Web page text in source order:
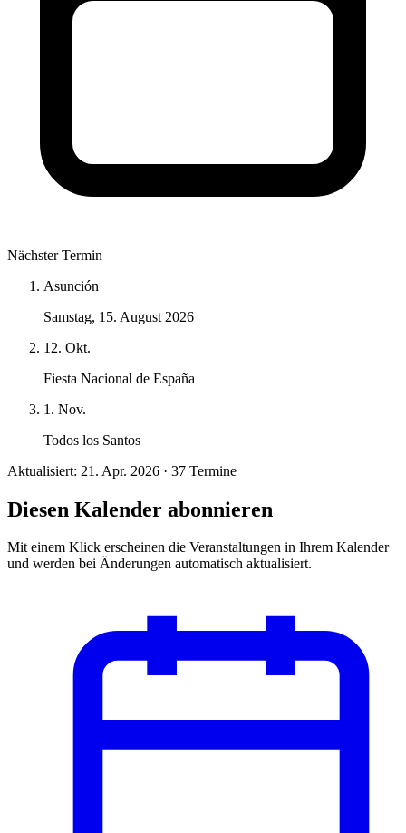
Nächster Termin
Asunción
Samstag, 15. August 2026
12. Okt.
Fiesta Nacional de España
1. Nov.
Todos los Santos
Aktualisiert: 21. Apr. 2026 · 37 Termine
Diesen Kalender abonnieren
Mit einem Klick erscheinen die Veranstaltungen in Ihrem Kalender
und werden bei Änderungen automatisch aktualisiert.